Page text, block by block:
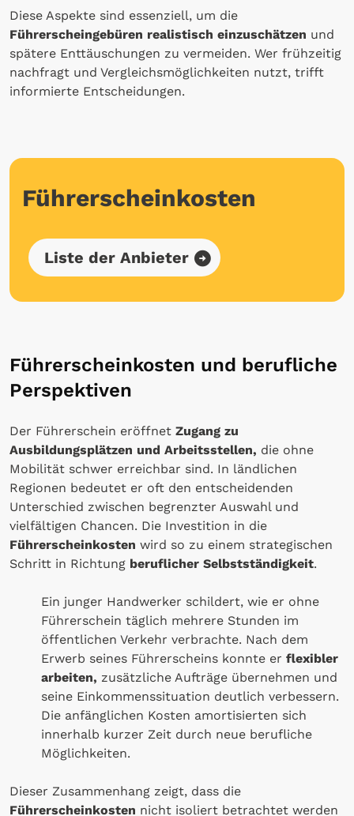
Diese Aspekte sind essenziell, um die
Führerscheingebüren realistisch einzuschätzen und
spätere Enttäuschungen zu vermeiden. Wer frühzeitig
nachfragt und Vergleichsmöglichkeiten nutzt, trifft
informierte Entscheidungen.
Führerscheinkosten
Liste der Anbieter
Führerscheinkosten und berufliche
Perspektiven
Der Führerschein eröffnet Zugang zu
Ausbildungsplätzen und Arbeitsstellen, die ohne
Mobilität schwer erreichbar sind. In ländlichen
Regionen bedeutet er oft den entscheidenden
Unterschied zwischen begrenzter Auswahl und
vielfältigen Chancen. Die Investition in die
Führerscheinkosten wird so zu einem strategischen
Schritt in Richtung beruflicher Selbstständigkeit.
Ein junger Handwerker schildert, wie er ohne
Führerschein täglich mehrere Stunden im
öffentlichen Verkehr verbrachte. Nach dem
Erwerb seines Führerscheins konnte er flexibler
arbeiten, zusätzliche Aufträge übernehmen und
seine Einkommenssituation deutlich verbessern.
Die anfänglichen Kosten amortisierten sich
innerhalb kurzer Zeit durch neue berufliche
Möglichkeiten.
Dieser Zusammenhang zeigt, dass die
Führerscheinkosten nicht isoliert betrachtet werden